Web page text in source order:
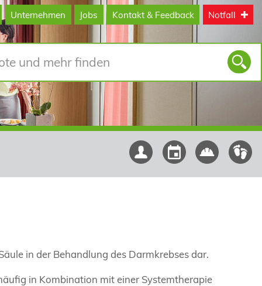
Unternehmen Jobs Kontakt & Feedback Notfall
in der Behandlung des Darmkrebses dar.
in Kombination mit einer Systemtherapie